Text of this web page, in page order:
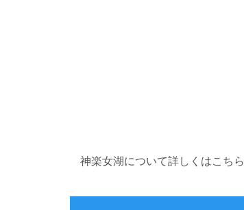
神楽女湖について詳しくはこちら